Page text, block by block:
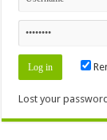
Lost your